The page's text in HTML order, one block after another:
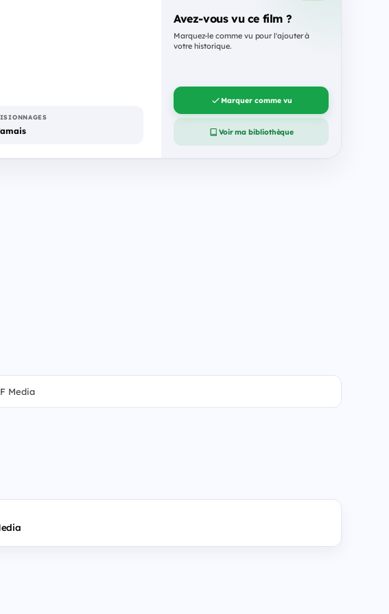
Avez-vous vu ce film ?
Marquez-le comme vu pour l'ajouter à
votre historique.
Marquer comme vu
Voir ma bibliothèque
Media